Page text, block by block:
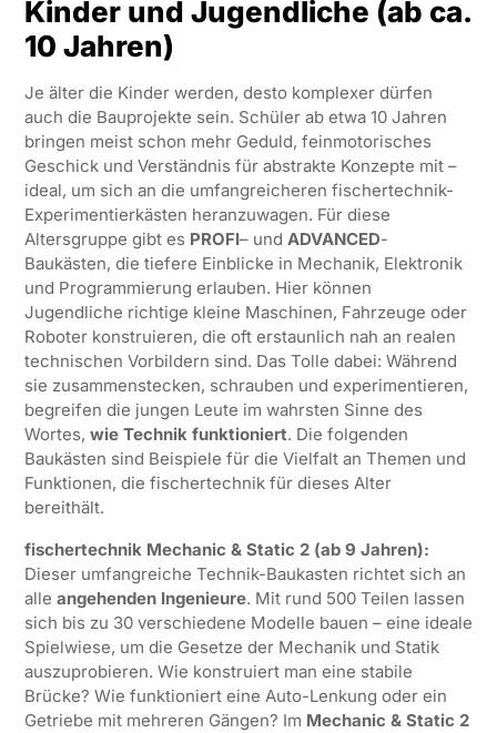
Kinder und Jugendliche (ab ca.
10 Jahren)
Je älter die Kinder werden, desto komplexer dürfen
auch die Bauprojekte sein. Schüler ab etwa 10 Jahren
bringen meist schon mehr Geduld, feinmotorisches
Geschick und Verständnis für abstrakte Konzepte mit –
ideal, um sich an die umfangreicheren fischertechnik-
Experimentierkästen heranzuwagen. Für diese
Altersgruppe gibt es PROFI– und ADVANCED-
Baukästen, die tiefere Einblicke in Mechanik, Elektronik
und Programmierung erlauben. Hier können
Jugendliche richtige kleine Maschinen, Fahrzeuge oder
Roboter konstruieren, die oft erstaunlich nah an realen
technischen Vorbildern sind. Das Tolle dabei: Während
sie zusammenstecken, schrauben und experimentieren,
begreifen die jungen Leute im wahrsten Sinne des
Wortes, wie Technik funktioniert. Die folgenden
Baukästen sind Beispiele für die Vielfalt an Themen und
Funktionen, die fischertechnik für dieses Alter
bereithält.
fischertechnik Mechanic & Static 2 (ab 9 Jahren):
Dieser umfangreiche Technik-Baukasten richtet sich an
alle angehenden Ingenieure. Mit rund 500 Teilen lassen
sich bis zu 30 verschiedene Modelle bauen – eine ideale
Spielwiese, um die Gesetze der Mechanik und Statik
auszuprobieren. Wie konstruiert man eine stabile
Brücke? Wie funktioniert eine Auto-Lenkung oder ein
Getriebe mit mehreren Gängen? Im Mechanic & Static 2